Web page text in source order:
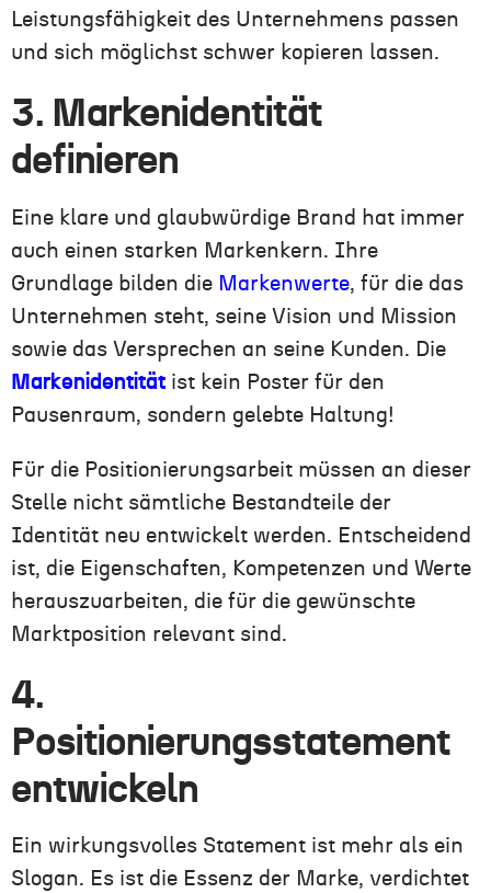
Leistungsfähigkeit des Unternehmens passen
und sich möglichst schwer kopieren lassen.
3. Markenidentität
definieren
Eine klare und glaubwürdige Brand hat immer
auch einen starken Markenkern. Ihre
Grundlage bilden die Markenwerte, für die das
Unternehmen steht, seine Vision und Mission
sowie das Versprechen an seine Kunden. Die
Markenidentität ist kein Poster für den
Pausenraum, sondern gelebte Haltung!
Für die Positionierungsarbeit müssen an dieser
Stelle nicht sämtliche Bestandteile der
Identität neu entwickelt werden. Entscheidend
ist, die Eigenschaften, Kompetenzen und Werte
herauszuarbeiten, die für die gewünschte
Marktposition relevant sind.
4.
Positionierungsstatement
entwickeln
Ein wirkungsvolles Statement ist mehr als ein
Slogan. Es ist die Essenz der Marke, verdichtet